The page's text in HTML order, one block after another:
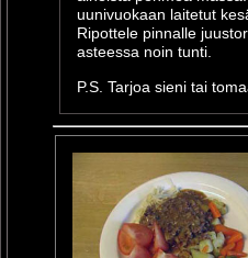
uunivuokaan laitetut
Ripottele pinnalle
asteessa noin tunti.
P.S. Tarjoa sieni tai